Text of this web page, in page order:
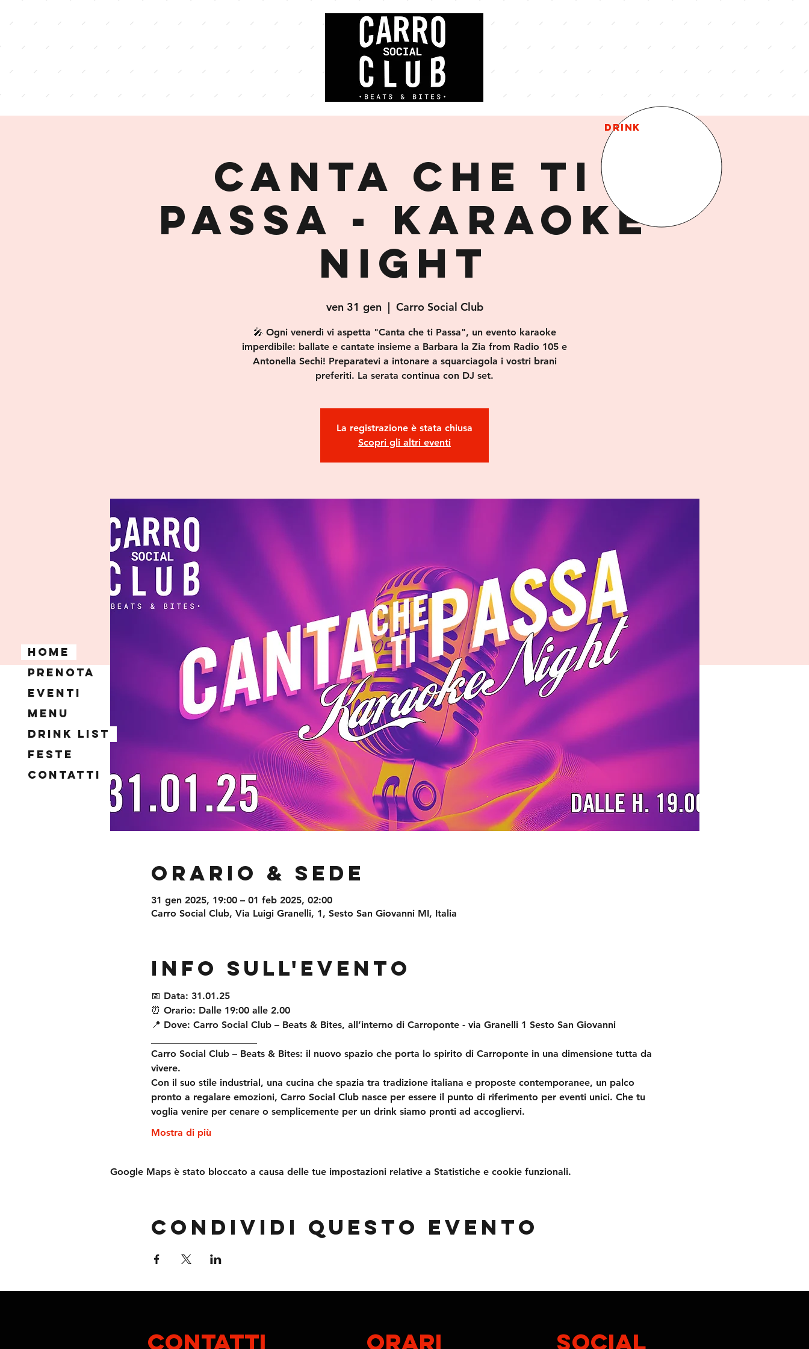
DRINK
Home
Prenota
Eventi
Menu
Drink List
Feste
Contatti
CANTA CHE TI
PASSA - Karaoke
night
ven 31 gen
  |
Carro Social Club
🎤 Ogni venerdì vi aspetta "Canta che ti Passa", un evento karaoke
imperdibile: ballate e cantate insieme a Barbara la Zia from Radio 105 e
Antonella Sechi! Preparatevi a intonare a squarciagola i vostri brani
preferiti. La serata continua con DJ set.
La registrazione è stata chiusa
Scopri gli altri eventi
Orario & Sede
31 gen 2025, 19:00 – 01 feb 2025, 02:00
Carro Social Club, Via Luigi Granelli, 1, Sesto San Giovanni MI, Italia
Info sull'evento
📅 Data: 31.01.25
⏰ Orario: Dalle 19:00 alle 2.00
📍 Dove: Carro Social Club – Beats & Bites, all’interno di Carroponte - via Granelli 1 Sesto San Giovanni
Carro Social Club – Beats & Bites: il nuovo spazio che porta lo spirito di Carroponte in una dimensione tutta da
vivere.
Con il suo stile industrial, una cucina che spazia tra tradizione italiana e proposte contemporanee, un palco
pronto a regalare emozioni, Carro Social Club nasce per essere il punto di riferimento per eventi unici. Che tu
voglia venire per cenare o semplicemente per un drink siamo pronti ad accogliervi.
Mostra di più
Google Maps è stato bloccato a causa delle tue impostazioni relative a Statistiche e cookie funzionali.
Condividi questo evento
contatti ORARI SOCIAL